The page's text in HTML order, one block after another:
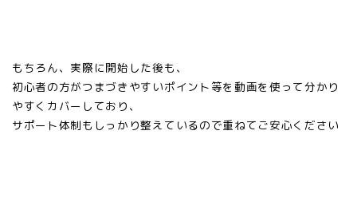
もちろん、実際に開始した後も、
初心者の方がつまづきやすいポイント等を動画を使って分かり
やすくカバーしており、
サポート体制もしっかり整えているので重ねてご安心ください